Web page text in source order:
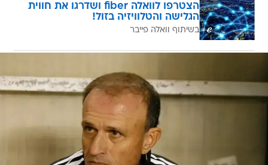
הצטרפו לוואלה fiber ושדרגו את חווית
הגלישה והטלוויזיה בזול!
בשיתוף וואלה פייבר